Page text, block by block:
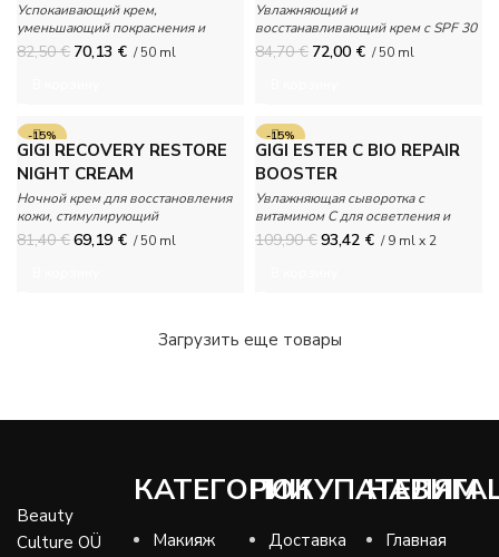
Успокаивающий крем,
уменьшающий покраснения и
отечность.
82,50€ 70,13 € / 50 ml
Увлажняющий и
восстанавливающий крем с SPF 30
для защиты от солнца.
84,70€ 72,00 € / 50 ml
-15%
GIGI RECOVERY RESTORE
NIGHT CREAM
Ночной крем для восстановления
кожи, стимулирующий
регенерацию.
81,40€69,19 € / 50 ml
-15%
GIGI ESTER C BIO REPAIR
BOOSTER
Увлажняющая сыворотка с
витамином С для осветления и
выравнивания тона кожи.
109,90€93,42 € / 9 ml x 2
Загрузить еще товары
Beauty
Culture OÜ
КАТЕГОРИИ
Макияж
ПОКУПАТЕЛЯМ
Доставка
Главная